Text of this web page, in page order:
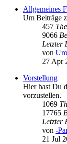
Allgemeines
Um Beiträge
457
9066
Letzter
von
27 Apr
Vorstellung
Hier hast Du
vorzustellen.
1069
17765
Letzter
von -
21 Jul